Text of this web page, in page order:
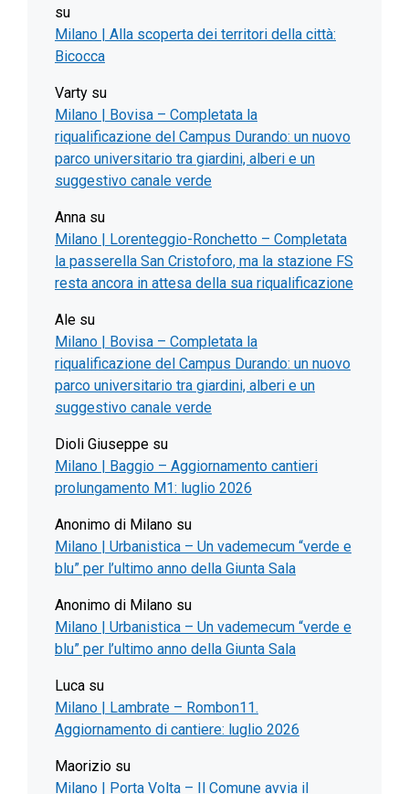
su
Milano | Alla scoperta dei territori della città:
Bicocca
Varty su
Milano | Bovisa – Completata la
riqualificazione del Campus Durando: un nuovo
parco universitario tra giardini, alberi e un
suggestivo canale verde
Anna su
Milano | Lorenteggio-Ronchetto – Completata
la passerella San Cristoforo, ma la stazione FS
resta ancora in attesa della sua riqualificazione
Ale su
Milano | Bovisa – Completata la
riqualificazione del Campus Durando: un nuovo
parco universitario tra giardini, alberi e un
suggestivo canale verde
Dioli Giuseppe su
Milano | Baggio – Aggiornamento cantieri
prolungamento M1: luglio 2026
Anonimo di Milano su
Milano | Urbanistica – Un vademecum “verde e
blu” per l’ultimo anno della Giunta Sala
Anonimo di Milano su
Milano | Urbanistica – Un vademecum “verde e
blu” per l’ultimo anno della Giunta Sala
Luca su
Milano | Lambrate – Rombon11.
Aggiornamento di cantiere: luglio 2026
Maorizio su
Milano | Porta Volta – Il Comune avvia il